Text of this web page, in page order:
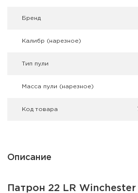
Брeнд
Калибр (нарезное)
Тип пули
Масса пули (нарезное)
Код товара
Описание
Патрон 22 LR